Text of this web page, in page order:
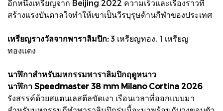
อีกหนึ่งเหรียญจาก Beijing 2022 ความเร็วและเรื่องราวที่
สร้างแรงบันดาลใจทำให้เขาเป็นวีรบุรุษด้านกีฬาของประเทศ
เหรียญรางวัลจากพาราลิมปิก:3 เหรียญทอง, 1 เหรียญ
ทองแดง
นาฬิกาสำหรับมหกรรมพาราลิมปิกฤดูหนาว
นาฬิกา Speedmaster 38 mm Milano Cortina 2026
รังสรรค์ด้วยสแตนเลสตีลขัดเงา เรือนเวลาที่ออกแบบมา